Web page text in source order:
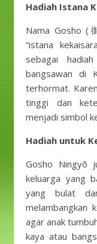
Hadiah Istana
Nama Gosho (
“istana
sebagai
bangsawan di
terhormat.
tinggi dan
menjadi simbol
Hadiah untuk
Gosho Ningyō
keluarga yang
yang bulat
melambangkan
agar anak
kaya atau